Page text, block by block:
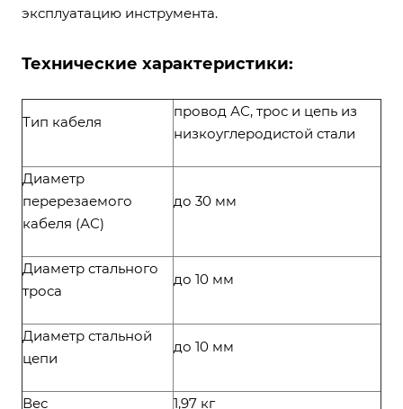
эксплуатацию инструмента.
Технические характеристики:
Тип кабеля
провод АС, трос и цепь из
низкоуглеродистой стали
Диаметр
перерезаемого
кабеля (АС)
до 30 мм
Диаметр стального
троса
до 10 мм
Диаметр стальной
цепи
до 10 мм
Вес 1,97 кг